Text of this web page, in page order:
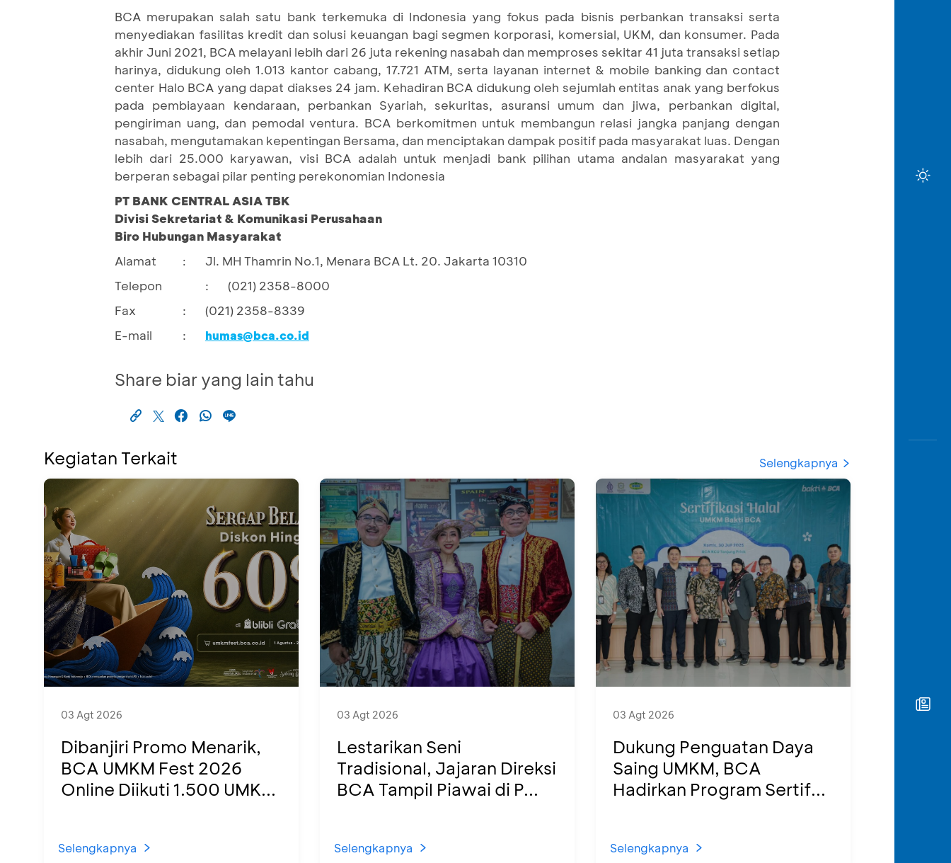
BCA merupakan salah satu bank terkemuka di Indonesia yang fokus pada bisnis perbankan transaksi serta
menyediakan fasilitas kredit dan solusi keuangan bagi segmen korporasi, komersial, UKM, dan konsumer. Pada
akhir Juni 2021, BCA melayani lebih dari 26 juta rekening nasabah dan memproses sekitar 41 juta transaksi setiap
harinya, didukung oleh 1.013 kantor cabang, 17.721 ATM, serta layanan internet & mobile banking dan contact
center Halo BCA yang dapat diakses 24 jam. Kehadiran BCA didukung oleh sejumlah entitas anak yang berfokus
pada pembiayaan kendaraan, perbankan Syariah, sekuritas, asuransi umum dan jiwa, perbankan digital,
pengiriman uang, dan pemodal ventura. BCA berkomitmen untuk membangun relasi jangka panjang dengan
nasabah, mengutamakan kepentingan Bersama, dan menciptakan dampak positif pada masyarakat luas. Dengan
lebih dari 25.000 karyawan, visi BCA adalah untuk menjadi bank pilihan utama andalan masyarakat yang
berperan sebagai pilar penting perekonomian Indonesia
PT BANK CENTRAL ASIA TBK
Divisi Sekretariat & Komunikasi Perusahaan
Biro Hubungan Masyarakat
Alamat
:
Jl. MH Thamrin No.1, Menara BCA Lt. 20. Jakarta 10310
Telepon
:
(021) 2358-8000
Fax
:
(021) 2358-8339
E-mail
: humas@bca.co.id
Share biar yang lain tahu
Kegiatan Terkait Selengkapnya
03 Agt 2026
Dibanjiri Promo Menarik,
BCA UMKM Fest 2026
Online Diikuti 1.500 UMK...
Selengkapnya
03 Agt 2026
Lestarikan Seni
Tradisional, Jajaran Direksi
BCA Tampil Piawai di P...
Selengkapnya
03 Agt 2026
Dukung Penguatan Daya
Saing UMKM, BCA
Hadirkan Program Sertif...
Selengkapnya